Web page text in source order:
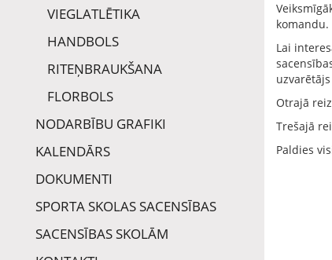
VIEGLATLĒTIKA
HANDBOLS
RITEŅBRAUKŠANA
FLORBOLS
NODARBĪBU GRAFIKI
KALENDĀRS
DOKUMENTI
SPORTA SKOLAS SACENSĪBAS
SACENSĪBAS SKOLĀM
komandu.
Lai
Otrajā
Trešajā
Paldies